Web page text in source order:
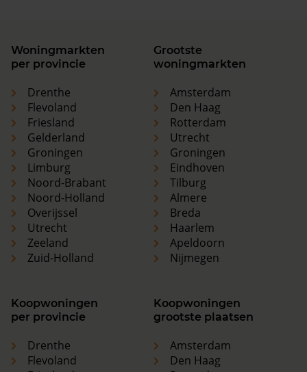
Woningmarkten
per provincie
Drenthe
Flevoland
Friesland
Gelderland
Groningen
Limburg
Noord-Brabant
Noord-Holland
Overijssel
Utrecht
Zeeland
Zuid-Holland
Grootste
woningmarkten
Amsterdam
Den Haag
Rotterdam
Utrecht
Groningen
Eindhoven
Tilburg
Almere
Breda
Haarlem
Apeldoorn
Nijmegen
Koopwoningen
per provincie
Drenthe
Flevoland
Koopwoningen
grootste plaatsen
Amsterdam
Den Haag